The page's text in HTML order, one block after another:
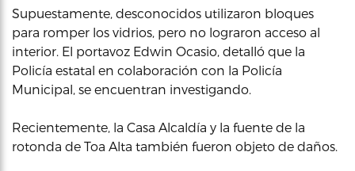
Supuestamente, desconocidos utilizaron bloques
para romper los vidrios, pero no lograron acceso al
interior. El portavoz Edwin Ocasio, detalló que la
Policía estatal en colaboración con la Policía
Municipal, se encuentran investigando.
Recientemente, la Casa Alcaldía y la fuente de la
rotonda de Toa Alta también fueron objeto de daños.